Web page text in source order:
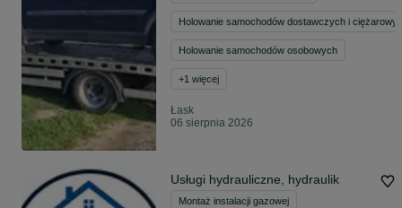
Holowanie samochodów dostawczych i
Holowanie samochodów osobowych
+1 więcej
Łask
06 sierpnia 2026
Usługi hydrauliczne, hydraulik
Montaż instalacji gazowej